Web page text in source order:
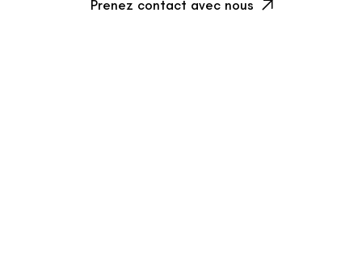
Prenez contact avec nous